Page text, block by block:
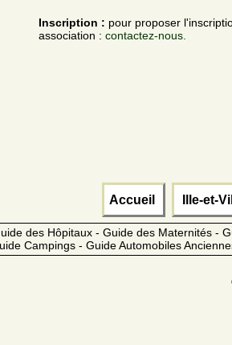
Inscription : pour proposer
association : contactez-nous.
Accueil Ille-et-
des Hôpitaux - Guide des Maternités -
Campings - Guide Automobiles